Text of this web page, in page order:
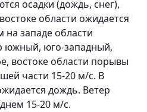
осадки (дождь, снег),
области ожидается
западе области
южный, юго-западный,
востоке области порывы
части 15-20 м/с. В
дождь. Ветер
15-20 м/с.